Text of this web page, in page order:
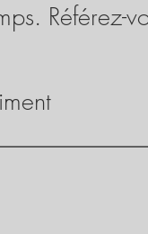
Référez-